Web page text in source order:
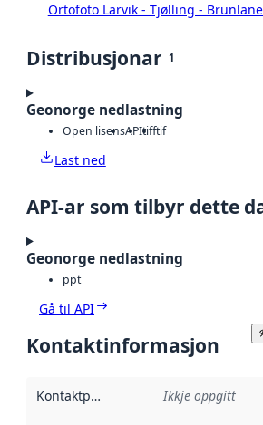
Ortofoto Larvik - Tjølling -
Distribusjonar 1
Geonorge nedlastning
Open lisensAPItifftif
Last ned
API-ar som tilbyr dette
Geonorge nedlastning
ppt
Gå til API
Kontaktinformasjon
Kontaktpunkt Ikkje oppgitt